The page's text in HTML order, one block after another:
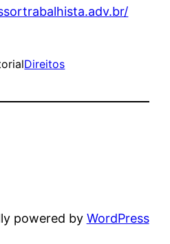
Direitos
powered by WordPress